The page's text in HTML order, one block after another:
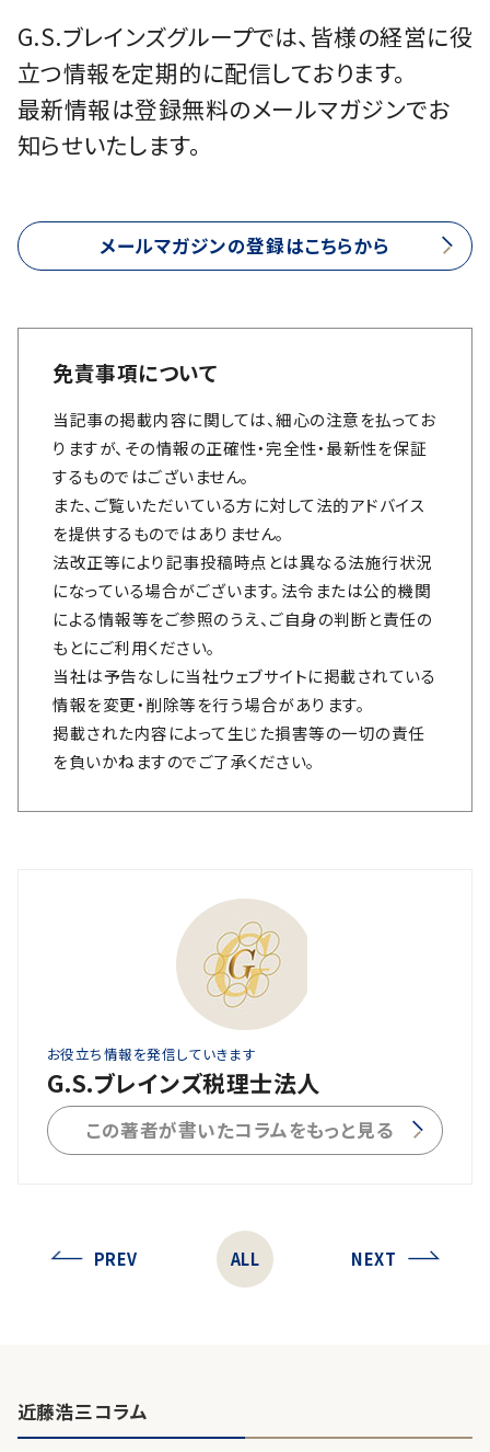
G.S.ブレインズグループでは、皆様の経営に役
立つ情報を定期的に配信しております。
最新情報は登録無料のメールマガジンでお
知らせいたします。
メールマガジンの登録はこちらから
免責事項について
当記事の掲載内容に関しては、細心の注意を払ってお
りますが、その情報の正確性・完全性・最新性を保証
するものではございません。
また、ご覧いただいている方に対して法的アドバイス
を提供するものではありません。
法改正等により記事投稿時点とは異なる法施行状況
になっている場合がございます。法令または公的機関
による情報等をご参照のうえ、ご自身の判断と責任の
もとにご利用ください。
当社は予告なしに当社ウェブサイトに掲載されている
情報を変更・削除等を行う場合があります。
掲載された内容によって生じた損害等の一切の責任
を負いかねますのでご了承ください。
お役立ち情報を発信していきます
G.S.ブレインズ税理士法人
この著者が書いたコラムをもっと見る
PREV ALL NEXT
近藤浩三コラム